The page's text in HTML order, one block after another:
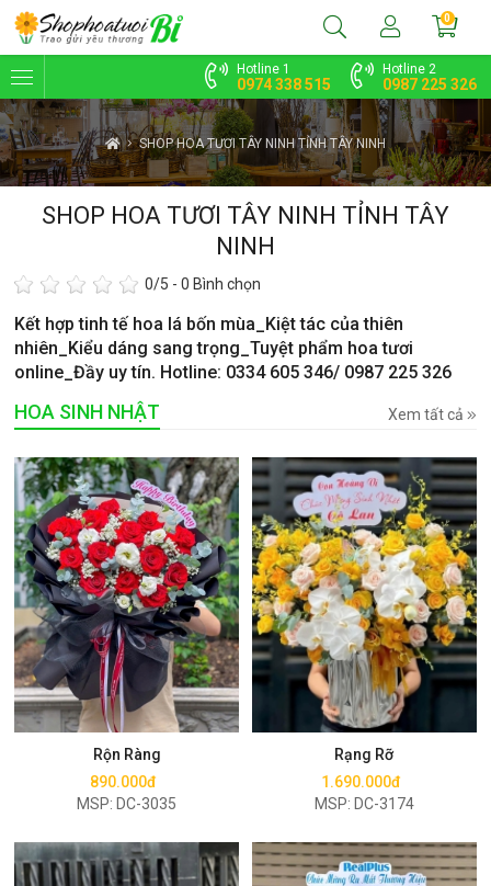
Hotline 1
0974 338 515
Hotline 2
0987 225 326
0
SHOP HOA TƯƠI TÂY NINH TỈNH TÂY NINH
SHOP HOA TƯƠI TÂY NINH TỈNH TÂY
NINH
0/5 -0 Bình chọn
Kết hợp tinh tế hoa lá bốn mùa_Kiệt tác của thiên
nhiên_Kiểu dáng sang trọng_Tuyệt phẩm hoa tươi
online_Đầy uy tín. Hotline: 0334 605 346/ 0987 225 326
HOA SINH NHẬT Xem tất cả
Rộn Ràng
890.000đ
MSP: DC-3035
Mua ngay
Rạng Rỡ
1.690.000đ
MSP: DC-3174
Mua ngay